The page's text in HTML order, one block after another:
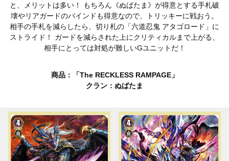
と、メリットは多い！ もちろん《ぬばたま》が得意とする手札破
壊やリアガードのバインドも得意なので、トリッキーに戦おう。
相手の手札を減らしたら、切り札の「六道忍鬼 アタゴロード」に
ストライド！ ガードを減らされた上にクリティカルまで上がる、
相手にとっては対処が難しいGユニットだ！
商品：「The RECKLESS RAMPAGE」
クラン：ぬばたま